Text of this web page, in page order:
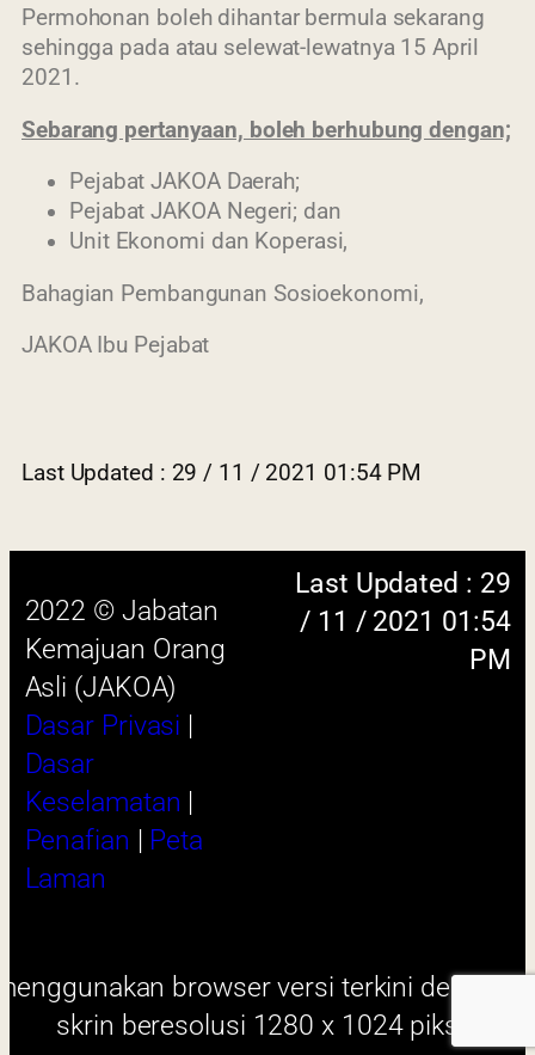
Permohonan boleh dihantar bermula sekarang
sehingga pada atau selewat-lewatnya 15 April
2021.
Sebarang pertanyaan, boleh berhubung dengan;
Pejabat JAKOA Daerah;
Pejabat JAKOA Negeri; dan
Unit Ekonomi dan Koperasi,
Bahagian Pembangunan Sosioekonomi,
JAKOA Ibu Pejabat
Last Updated : 29 / 11 / 2021 01:54 PM